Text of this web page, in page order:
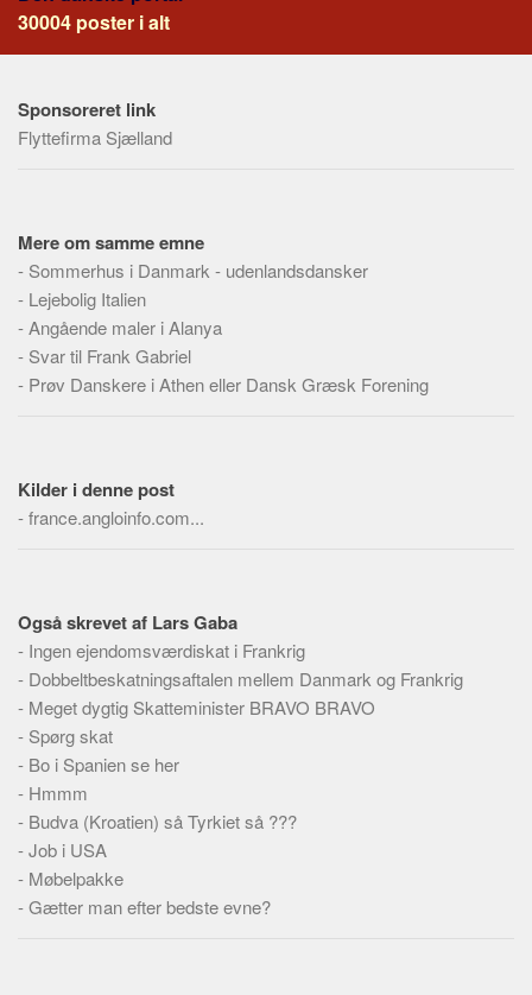
Statistik
Alle
Meta
Skribenter
Personer
Steder
Kilder
Forhistorien
Hjælp
30004 poster i alt
Sponsoreret link
Flyttefirma Sjælland
Mere om samme emne
- Sommerhus i Danmark - udenlandsdansker
- Lejebolig Italien
-Angående maler i Alanya
- Svar til Frank Gabriel
- Prøv Danskere i Athen eller Dansk Græsk Forening
Kilder i denne post
-france.angloinfo.com...
Også skrevet af Lars Gaba
- Ingen ejendomsværdiskat i Frankrig
- Dobbeltbeskatningsaftalen mellem Danmark og Frankrig
- Meget dygtig Skatteminister BRAVO BRAVO
- Spørg skat
- Bo i Spanien se her
- Hmmm
- Budva (Kroatien) så Tyrkiet så ???
-Job i USA
- Møbelpakke
-Gætter man efter bedste evne?